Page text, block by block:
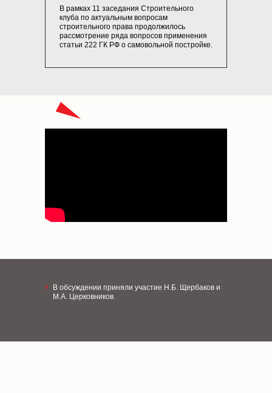
В рамках 11 заседания Строительного
клуба по актуальным вопросам
строительного права продолжилось
рассмотрение ряда вопросов применения
статьи 222 ГК РФ о самовольной постройке.
В обсуждении приняли участие Н.Б. Щербаков и
М.А. Церковников.
*